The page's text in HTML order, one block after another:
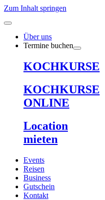
Zum Inhalt springen
Über uns
Termine buchen
KOCHKURSE
KOCHKURSE
ONLINE
Location
mieten
Events
Reisen
Business
Gutschein
Kontakt